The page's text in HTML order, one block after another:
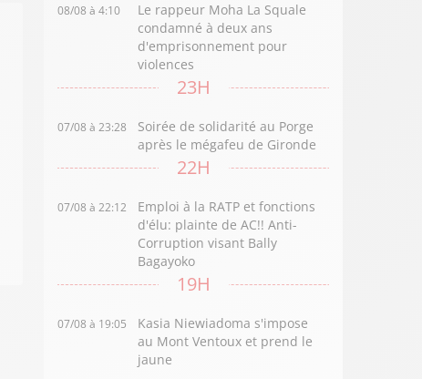
08/08 à 4:10
Le rappeur Moha La Squale
condamné à deux ans
d'emprisonnement pour
violences
23H
07/08 à 23:28
Soirée de solidarité au Porge
après le mégafeu de Gironde
22H
07/08 à 22:12
Emploi à la RATP et fonctions
d'élu: plainte de AC!! Anti-
Corruption visant Bally
Bagayoko
19H
07/08 à 19:05
Kasia Niewiadoma s'impose
au Mont Ventoux et prend le
jaune